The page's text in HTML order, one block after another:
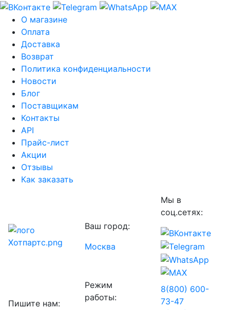
О магазине
Оплата
Доставка
Возврат
Политика конфиденциальности
Новости
Блог
Поставщикам
Контакты
API
Прайс-лист
Акции
Отзывы
Как заказать
Ваш город:
Москва
Мы в
соц.сетях:
Пишите нам:
Режим
работы:
8(800) 600-
73-47